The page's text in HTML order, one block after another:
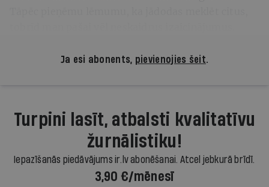
Ja esi abonents, pievienojies šeit.
Turpini lasīt, atbalsti kvalitatīvu
žurnālistiku!
Iepazīšanās piedāvājums ir.lv abonēšanai. Atcel jebkurā brīdī.
3,90 €/mēnesī